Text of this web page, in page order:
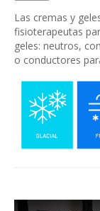
Las cremas y
fisioterapeutas
geles: neutros,
o conductores